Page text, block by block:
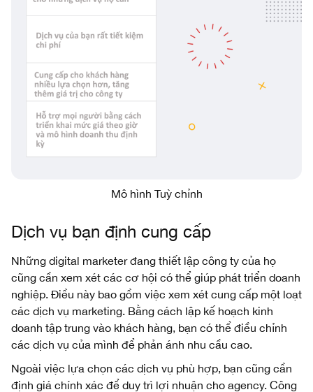
Mô hình Tuỳ chỉnh
Dịch vụ bạn định cung cấp
Những digital marketer đang thiết lập công ty của họ
cũng cần xem xét các cơ hội có thể giúp phát triển doanh
nghiệp. Điều này bao gồm việc xem xét cung cấp một loạt
các dịch vụ marketing. Bằng cách lập kế hoạch kinh
doanh tập trung vào khách hàng, bạn có thể điều chỉnh
các dịch vụ của mình để phản ánh nhu cầu cao.
Ngoài việc lựa chọn các dịch vụ phù hợp, bạn cũng cần
định giá chính xác để duy trì lợi nhuận cho agency. Công